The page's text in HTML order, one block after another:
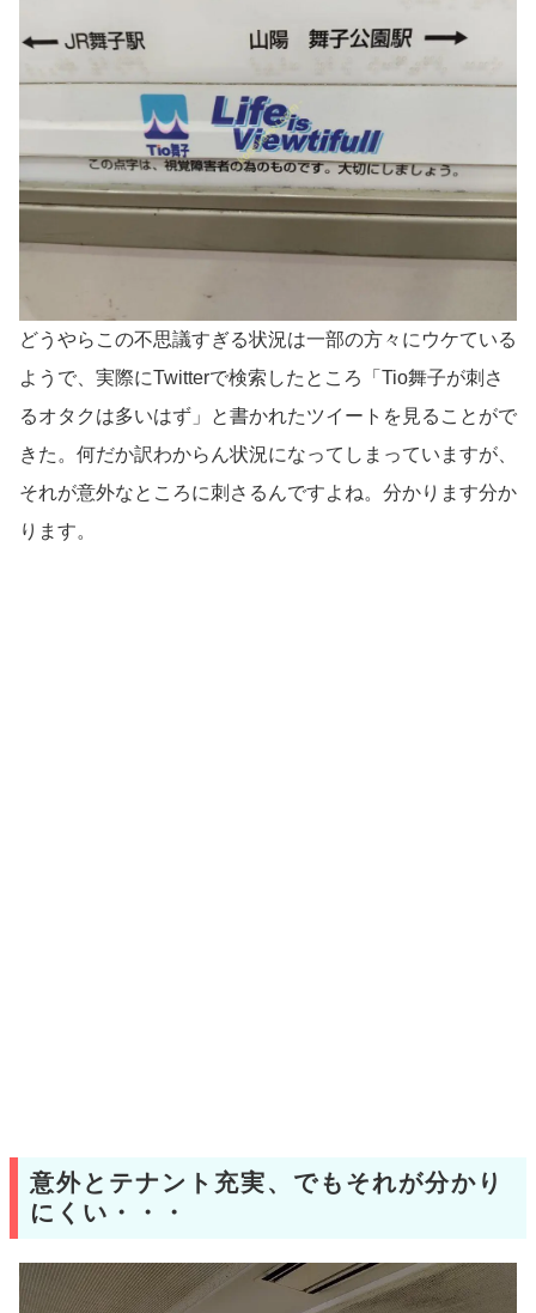
どうやらこの不思議すぎる状況は一部の方々にウケている
ようで、実際にTwitterで検索したところ「Tio舞子が刺さ
るオタクは多いはず」と書かれたツイートを見ることがで
きた。何だか訳わからん状況になってしまっていますが、
それが意外なところに刺さるんですよね。分かります分か
ります。
意外とテナント充実、でもそれが分かり
にくい・・・